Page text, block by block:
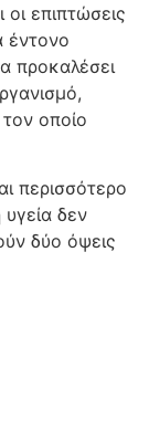
επιπτώσεις
έντονο
προκαλέσει
οποίο
περισσότερο
δεν
δύο όψεις